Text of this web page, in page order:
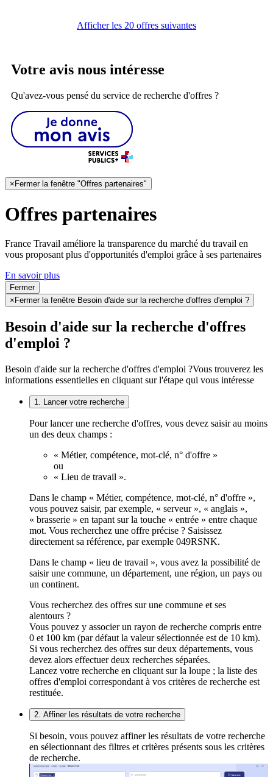
Afficher les 20 offres suivantes
Votre avis nous intéresse
Qu'avez-vous pensé du service de recherche d'offres ?
×Fermer la fenêtre "Offres partenaires"
Offres partenaires
France Travail améliore la transparence du marché du travail en
vous proposant plus d'opportunités d'emploi grâce à ses partenaires
En savoir plus
Fermer
× Fermer la fenêtre Besoin d'aide sur la recherche d'offres d'emploi ?
Besoin d'aide sur la recherche d'offres
d'emploi ?
Besoin d'aide sur la recherche d'offres d'emploi ?Vous trouverez les
informations essentielles en cliquant sur l'étape qui vous intéresse
1. Lancer votre recherche
Pour lancer une recherche d'offres, vous devez saisir au moins
un des deux champs :
« Métier, compétence, mot-clé, n° d'offre »
ou
« Lieu de travail ».
Dans le champ « Métier, compétence, mot-clé, n° d'offre »,
vous pouvez saisir, par exemple, « serveur », « anglais »,
« brasserie » en tapant sur la touche « entrée » entre chaque
mot. Vous recherchez une offre précise ? Saisissez
directement sa référence, par exemple 049RSNK.
Dans le champ « lieu de travail », vous avez la possibilité de
saisir une commune, un département, une région, un pays ou
un continent.
Vous recherchez des offres sur une commune et ses
alentours ?
Vous pouvez y associer un rayon de recherche compris entre
0 et 100 km (par défaut la valeur sélectionnée est de 10 km).
Si vous recherchez des offres sur deux départements, vous
devez alors effectuer deux recherches séparées.
Lancez votre recherche en cliquant sur la loupe ; la liste des
offres d'emploi correspondant à vos critères de recherche est
restituée.
2. Affiner les résultats de votre recherche
Si besoin, vous pouvez affiner les résultats de votre recherche
en sélectionnant des filtres et critères présents sous les critères
de recherche.